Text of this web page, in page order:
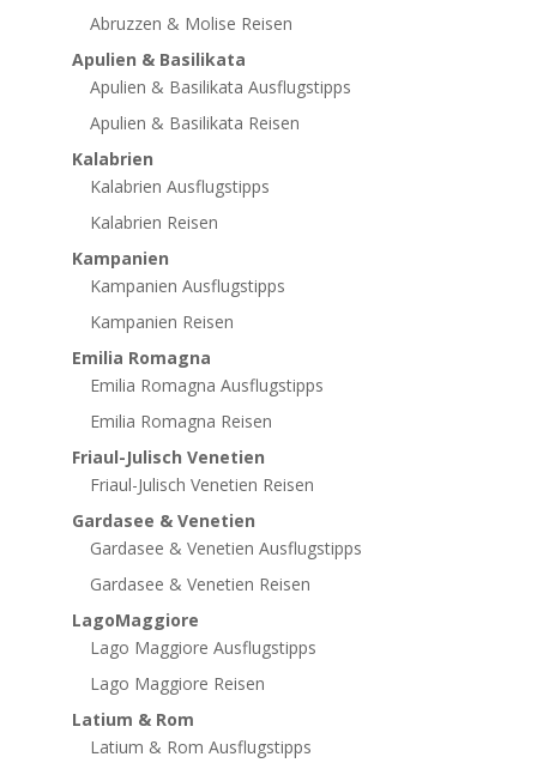
Abruzzen & Molise Reisen
Apulien & Basilikata
Apulien & Basilikata Ausflugstipps
Apulien & Basilikata Reisen
Kalabrien
Kalabrien Ausflugstipps
Kalabrien Reisen
Kampanien
Kampanien Ausflugstipps
Kampanien Reisen
Emilia Romagna
Emilia Romagna Ausflugstipps
Emilia Romagna Reisen
Friaul-Julisch Venetien
Friaul-Julisch Venetien Reisen
Gardasee & Venetien
Gardasee & Venetien Ausflugstipps
Gardasee & Venetien Reisen
LagoMaggiore
Lago Maggiore Ausflugstipps
Lago Maggiore Reisen
Latium & Rom
Latium & Rom Ausflugstipps